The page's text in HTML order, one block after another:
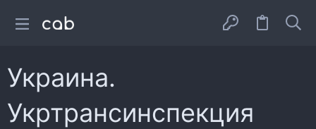
Украина.
Укртрансинспекция